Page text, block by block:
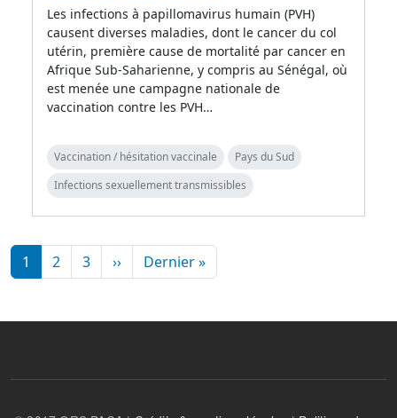
Les infections à papillomavirus humain (PVH)
causent diverses maladies, dont le cancer du col
utérin, première cause de mortalité par cancer en
Afrique Sub-Saharienne, y compris au Sénégal, où
est menée une campagne nationale de
vaccination contre les PVH…
Vaccination / hésitation vaccinale
Pays du Sud
Infections sexuellement transmissibles
Pagination
1 2 3 ››Page suivante
Dernier »Dernière page